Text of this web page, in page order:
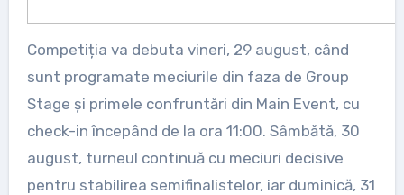
Competiția va debuta vineri, 29 august, când
sunt programate meciurile din faza de Group
Stage și primele confruntări din Main Event, cu
check-in începând de la ora 11:00. Sâmbătă, 30
august, turneul continuă cu meciuri decisive
pentru stabilirea semifinalistelor, iar duminică, 31